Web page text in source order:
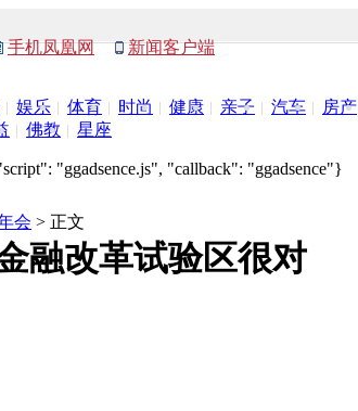
手机凤凰网 新闻客户端
娱乐 体育 时尚 健康 亲子 汽车 房产
佛教 星座
"ggadsence.js", "callback": "ggadsence"}
会 > 正文
融改革试验区很对